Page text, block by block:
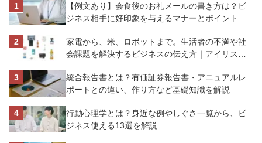
【例文あり】会食後のお礼メールの書き方は？ビ
ジネス相手に好印象を与えるマナーとポイントを
家電から、米、ロボットまで。生活者の不満や社
会課題を解決するビジネスの伝え方｜アイリスオ
統合報告書とは？有価証券報告書・アニュアルレ
ポートとの違い、作り方など基礎知識を解説
行動心理学とは？身近な例やしぐさ一覧から、ビ
ジネス使える13選を解説